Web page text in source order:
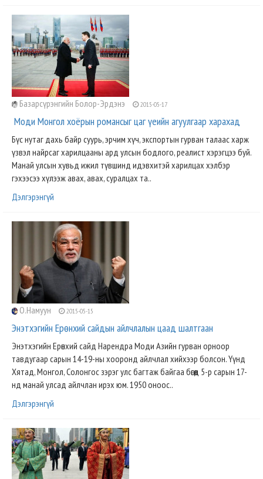
Базарсүрэнгийн Болор-Эрдэнэ 2015-05-17
Моди Монгол хоёрын романсыг цаг үеийн агуулгаар харахад
Бүс нутаг дахь байр суурь, эрчим хүч, экспортын гурван талаас харж
үзвэл найрсаг харилцааны ард улсын бодлого, реалист хэрэгцээ буй.
Манай улсын хувьд ижил түвшинд идэвхитэй харилцах хэлбэр
гэхээсээ хүлээж авах, авах, суралцах та..
Дэлгэрэнгүй
О.Намуун 2015-05-15
Энэтхэгийн Ерөнхий сайдын айлчлалын цаад шалтгаан
Энэтхэгийн Ерөнхий сайд Нарендра Моди Азийн гурван орноор
тавдугаар сарын 14-19-ны хооронд айлчлал хийхээр болсон. Үүнд
Хятад, Монгол, Солонгос зэрэг улс багтаж байгаа бөгөөд 5-р сарын 17-
нд манай улсад айлчлан ирэх юм. 1950 оноос..
Дэлгэрэнгүй